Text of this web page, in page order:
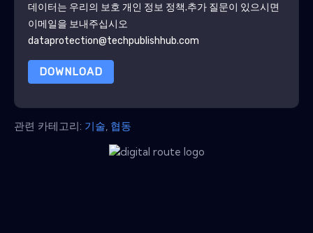
데이터는 우리의 보호 개인 정보 정책.추가 질문이 있으시면
이메일을 보내주십시오
dataprotection@techpublishhub.com
DOWNLOAD
관련 카테고리: 기술 협동